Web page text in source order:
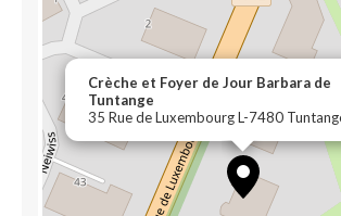
Crèche et Foyer de Jour Barbara de
Tuntange
35 Rue de Luxembourg L-7480